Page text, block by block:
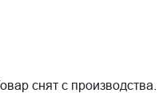
снят с производства.